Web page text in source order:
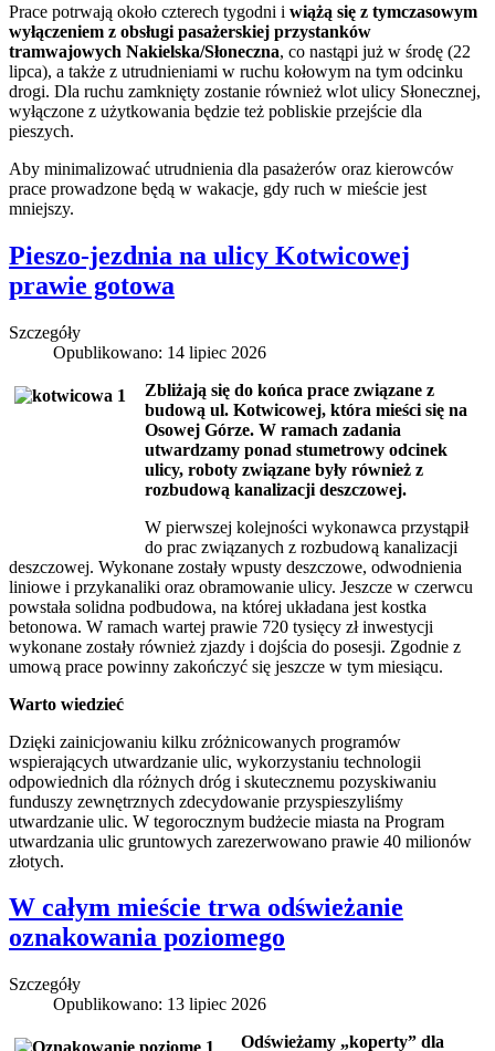
Prace potrwają około czterech tygodni i wiążą się z tymczasowym
wyłączeniem z obsługi pasażerskiej przystanków
tramwajowych Nakielska/Słoneczna, co nastąpi już w środę (22
lipca), a także z utrudnieniami w ruchu kołowym na tym odcinku
drogi. Dla ruchu zamknięty zostanie również wlot ulicy Słonecznej,
wyłączone z użytkowania będzie też pobliskie przejście dla
pieszych.
Aby minimalizować utrudnienia dla pasażerów oraz kierowców
prace prowadzone będą w wakacje, gdy ruch w mieście jest
mniejszy.
Pieszo-jezdnia na ulicy Kotwicowej
prawie gotowa
Szczegóły
Opublikowano: 14 lipiec 2026
Zbliżają się do końca prace związane z
budową ul. Kotwicowej, która mieści się na
Osowej Górze. W ramach zadania
utwardzamy ponad stumetrowy odcinek
ulicy, roboty związane były również z
rozbudową kanalizacji deszczowej.
W pierwszej kolejności wykonawca przystąpił
do prac związanych z rozbudową kanalizacji
deszczowej. Wykonane zostały wpusty deszczowe, odwodnienia
liniowe i przykanaliki oraz obramowanie ulicy. Jeszcze w czerwcu
powstała solidna podbudowa, na której układana jest kostka
betonowa. W ramach wartej prawie 720 tysięcy zł inwestycji
wykonane zostały również zjazdy i dojścia do posesji. Zgodnie z
umową prace powinny zakończyć się jeszcze w tym miesiącu.
Warto wiedzieć
Dzięki zainicjowaniu kilku zróżnicowanych programów
wspierających utwardzanie ulic, wykorzystaniu technologii
odpowiednich dla różnych dróg i skutecznemu pozyskiwaniu
funduszy zewnętrznych zdecydowanie przyspieszyliśmy
utwardzanie ulic. W tegorocznym budżecie miasta na Program
utwardzania ulic gruntowych zarezerwowano prawie 40 milionów
złotych.
W całym mieście trwa odświeżanie
oznakowania poziomego
Szczegóły
Opublikowano: 13 lipiec 2026
Odświeżamy „koperty” dla